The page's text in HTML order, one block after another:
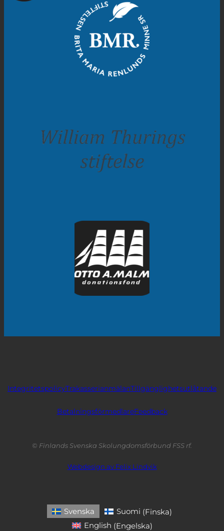
IntegritetspolicyTrakasserianmälanTillgänglighetsutlåtande
BetalningsförmedlareFeedback
© Finlands Svenska Skolungdomsförbund FSS rf.
Webdesign av Felix Lindvik
Svenska Suomi (Finska)
English (Engelska)